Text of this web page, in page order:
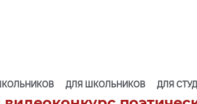
ДЛЯ ШКОЛЬНИКОВ ДЛЯ